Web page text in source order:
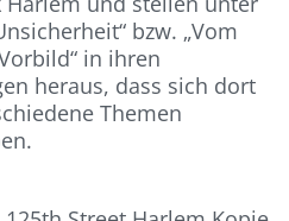
bzw. „Vom
in ihren
heraus, dass sich dort
Themen